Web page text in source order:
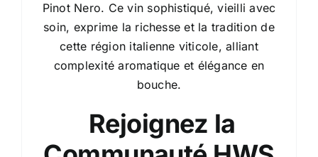
Pinot Nero. Ce vin sophistiqué, vieilli avec
soin, exprime la richesse et la tradition de
cette région italienne viticole, alliant
complexité aromatique et élégance en
bouche.
Rejoignez la